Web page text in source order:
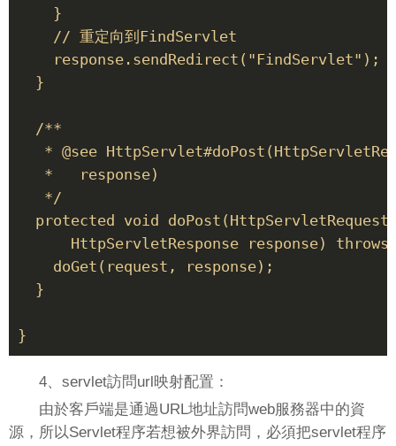
    }
    // 重定向到FindServlet
    response.sendRedirect("FindServlet");
  }
  /**
* @see
   *   response)
   */
protected void
HttpServletResponse response)
    doGet(request, response);
  }
4、servlet訪問url映射配置：
由於客戶端是通過URL地址訪問web服務器中的資
源，所以Servlet程序若想被外界訪問，必須把servlet程序